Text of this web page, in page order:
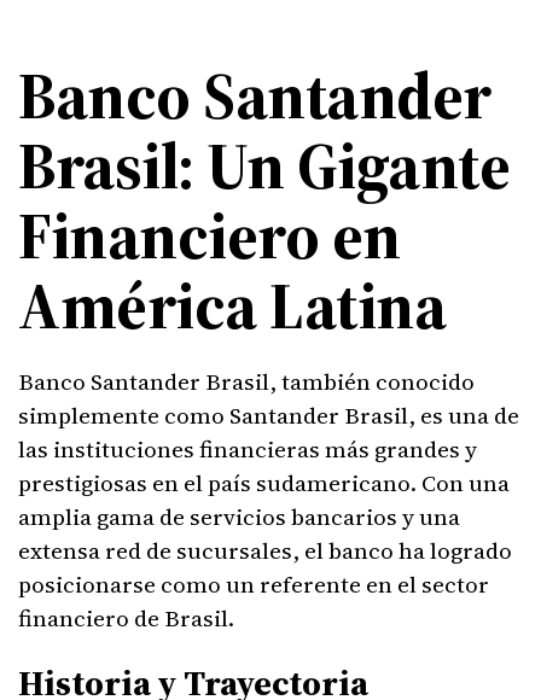
Banco Santander
Brasil: Un Gigante
Financiero en
América Latina
Banco Santander Brasil, también conocido
simplemente como Santander Brasil, es una de
las instituciones financieras más grandes y
prestigiosas en el país sudamericano. Con una
amplia gama de servicios bancarios y una
extensa red de sucursales, el banco ha logrado
posicionarse como un referente en el sector
financiero de Brasil.
Historia y Trayectoria